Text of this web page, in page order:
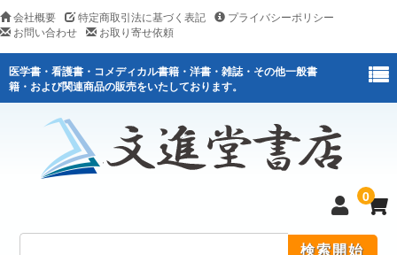
会社概要 特定商取引法に基づく表記
プライバシーポリシー
お問い合わせ
お取り寄せ依頼
医学書・看護書・コメディカル書籍・洋書・雑誌・その他一般書
籍・および関連商品の販売をいたしております。
0